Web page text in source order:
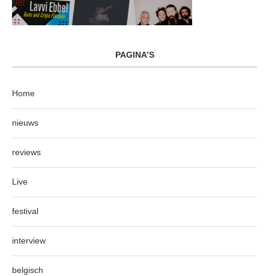
PAGINA’S
Home
nieuws
reviews
Live
festival
interview
belgisch